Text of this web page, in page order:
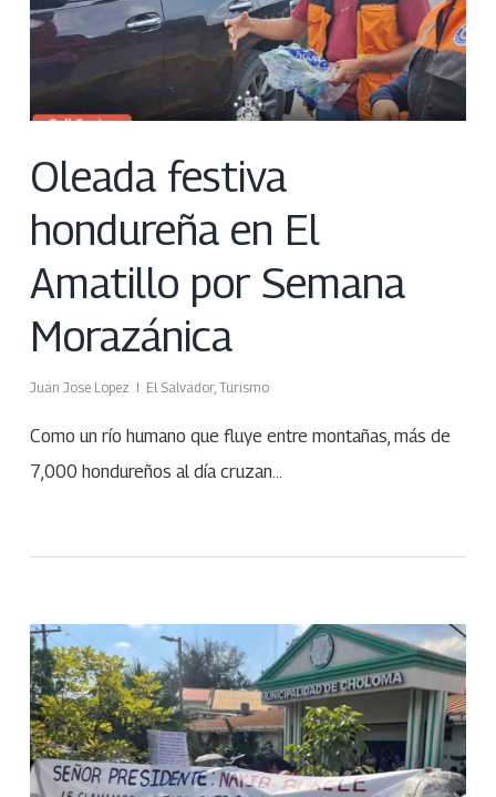
Oleada festiva
hondureña en El
Amatillo por Semana
Morazánica
Juan Jose Lopez El Salvador, Turismo
Como un río humano que fluye entre montañas, más de
7,000 hondureños al día cruzan…